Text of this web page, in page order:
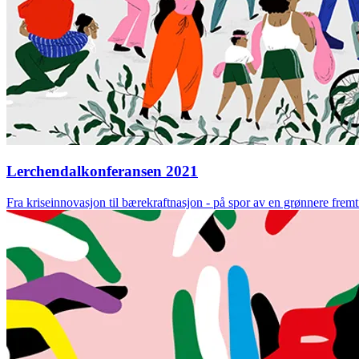
Lerchendalkonferansen 2021
Fra kriseinnovasjon til bærekraftnasjon - på spor av en grønnere